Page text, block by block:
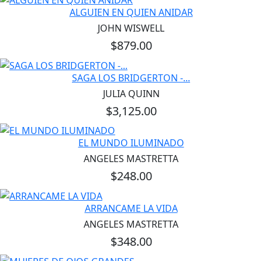
ALGUIEN EN QUIEN ANIDAR
JOHN WISWELL
$879.00
SAGA LOS BRIDGERTON -...
JULIA QUINN
$3,125.00
EL MUNDO ILUMINADO
ANGELES MASTRETTA
$248.00
ARRANCAME LA VIDA
ANGELES MASTRETTA
$348.00